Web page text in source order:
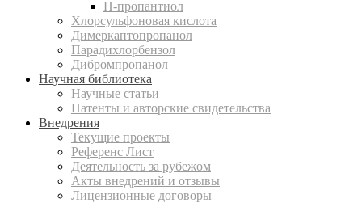
Н-пропантиол
Хлорсульфоновая кислота
Димеркаптопропанол
Парадихлорбензол
Дибромпропанол
Научная библиотека
Научные статьи
Патенты и авторские свидетельства
Внедрения
Текущие проекты
Референс Лист
Деятельность за рубежом
Акты внедрений и отзывы
Лицензионные договоры